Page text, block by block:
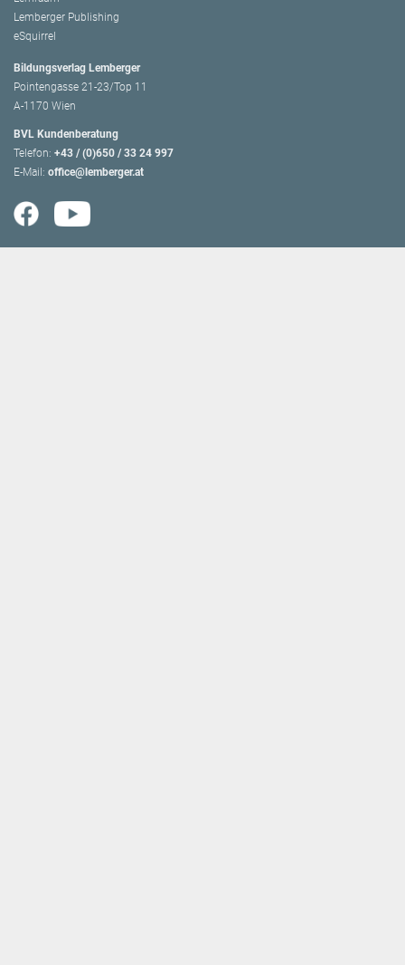
Lemberger Publishing
eSquirrel
Bildungsverlag Lemberger
Pointengasse 21-23/Top 11
A-1170 Wien
BVL Kundenberatung
Telefon: +43 / (0)650 / 33 24 997
E-Mail: office@lemberger.at